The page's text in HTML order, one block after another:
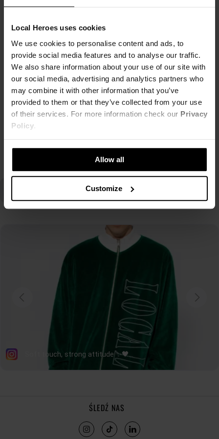
Local Heroes uses cookies
We use cookies to personalise content and ads, to
provide social media features and to analyse our traffic.
We also share information about your use of our site with
our social media, advertising and analytics partners who
may combine it with other information that you’ve
provided to them or that they’ve collected from your use
of their services. For more information check our Privacy
Policy.
Allow all
Customize
Mamy dla Ciebie Twoje nowe, ulubione klapki! 💦
LH slides będą pasowały do każdego outfitu, który wybierzesz.
Date outfit, pool outfit, grocery outfit, hangover outfit - z każdym, zaufaj nam.⛲️
You're welcome! 💘
Czytaj więcej
ŚLEDŹ NAS